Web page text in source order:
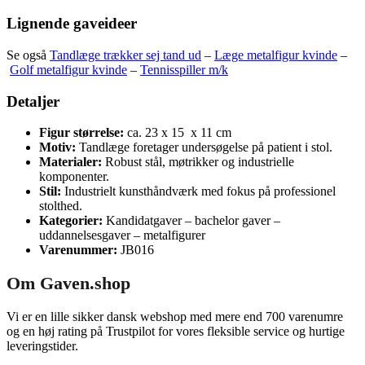
Lignende gaveideer
Se også Tandlæge trækker sej tand ud – Læge metalfigur kvinde –
Golf metalfigur kvinde – Tennisspiller m/k
Detaljer
Figur størrelse: ca. 23 x 15 x 11 cm
Motiv: Tandlæge foretager undersøgelse på patient i stol.
Materialer: Robust stål, møtrikker og industrielle
komponenter.
Stil: Industrielt kunsthåndværk med fokus på professionel
stolthed.
Kategorier: Kandidatgaver – bachelor gaver –
uddannelsesgaver – metalfigurer
Varenummer: JB016
Om Gaven.shop
Vi er en lille sikker dansk webshop med mere end 700 varenumre
og en høj rating på Trustpilot for vores fleksible service og hurtige
leveringstider.